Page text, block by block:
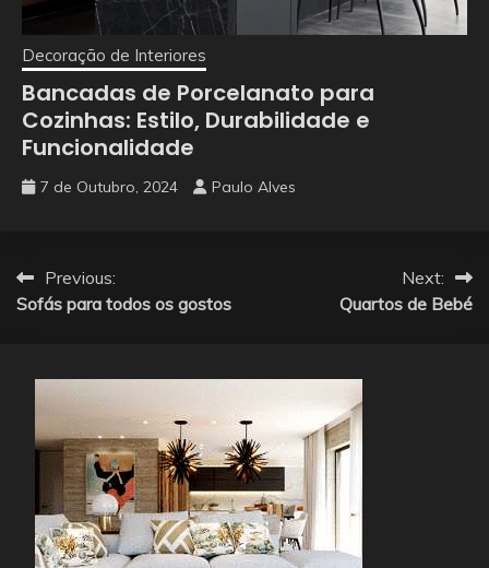
Decoração de Interiores
Bancadas de Porcelanato para
Cozinhas: Estilo, Durabilidade e
Funcionalidade
7 de Outubro, 2024 Paulo Alves
Navegação
de
Previous:
Sofás para todos os gostos
Next:
Quartos de Bebé